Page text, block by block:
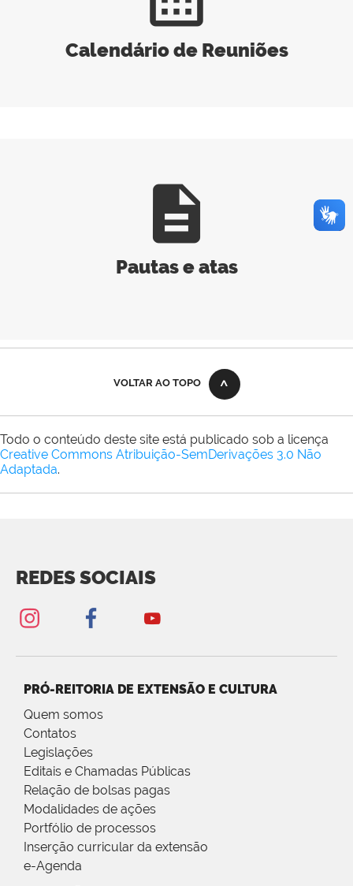
Calendário de Reuniões
description
Pautas e atas
VOLTAR AO TOPO
Todo o conteúdo deste site está publicado sob a licença
Creative Commons Atribuição-SemDerivações 3.0 Não
Adaptada.
REDES SOCIAIS
PRÓ-REITORIA DE EXTENSÃO E CULTURA
Quem somos
Contatos
Legislações
Editais e Chamadas Públicas
Relação de bolsas pagas
Modalidades de ações
Portfólio de processos
Inserção curricular da extensão
e-Agenda